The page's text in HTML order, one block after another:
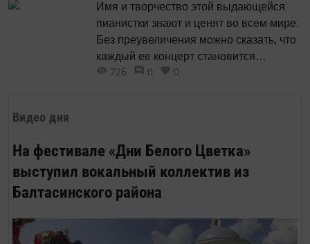
Видео дня
На фестивале «Дни Белого Цветка»
выступил вокальный коллектив из
Балтасинского района
века творческая элита задавала
актуальные тенденции, стремясь идти
в ногу со временем. Среди прочего,...
Имя и творчество этой выдающейся
пианистки знают и ценят во всем мире.
Без преувеличения можно сказать, что
каждый ее концерт становится
культурным событием, в каждом своем
Святослав Рихтер называл ее
«несравненной исполнительницей
произведений Шумана». «Это артистка
726 0 0